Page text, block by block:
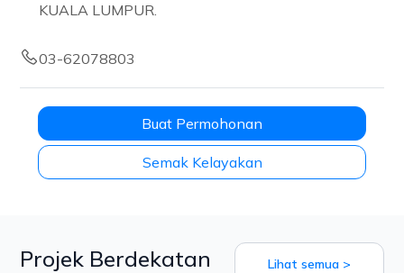
KUALA LUMPUR.
03-62078803
Buat Permohonan
Semak Kelayakan
Projek Berdekatan Lihat semua >